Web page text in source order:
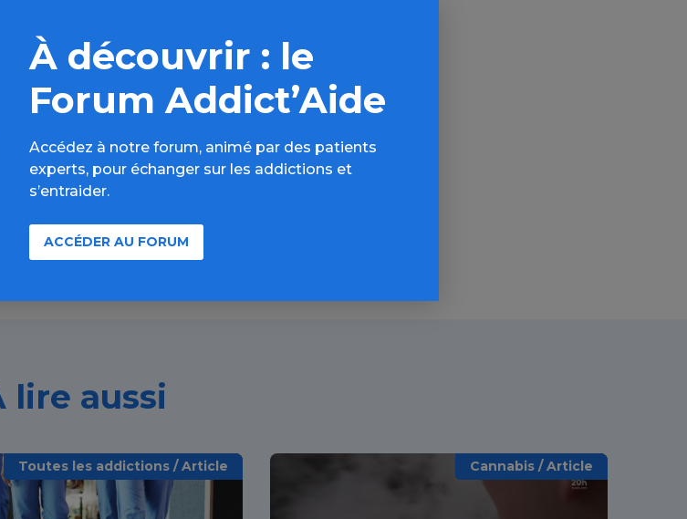
Jeux d’argent et de
hasard
d’évaluations, bonnes pratiques, FAQ,
ressources, actualités...
lire aussi
Toutes les addictions / Article Cannabis / Article
À découvrir : le
Forum Addict’Aide
Accédez à notre forum, animé par des patients
experts, pour échanger sur les addictions et
s’entraider.
ACCÉDER AU FORUM